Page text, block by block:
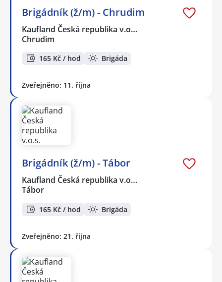
Brigádník (ž/m) - Chrudim
Kaufland Česká republika v.o…
Chrudim
165 Kč / hod Brigáda
Zveřejněno: 11. října
Brigádník (ž/m) - Tábor
Kaufland Česká republika v.o…
Tábor
165 Kč / hod Brigáda
Zveřejněno: 21. října